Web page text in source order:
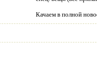
Качаем в полной